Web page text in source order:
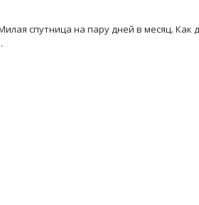
спутница на пару дней в месяц. Как